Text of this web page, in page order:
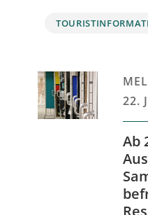
22.
Ab